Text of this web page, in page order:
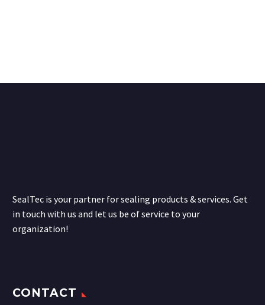
SealTec is your partner for sealing products & services. Get
in touch with us and let us be of service to your
organization!
CONTACT